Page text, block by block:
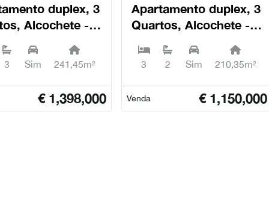
duplex, 3
Alcochete -
3 Sim 241,45m²
€ 1,398,000
Apartamento duplex, 3
Quartos, Alcochete -
3 2 Sim 210,35m²
Venda € 1,150,000